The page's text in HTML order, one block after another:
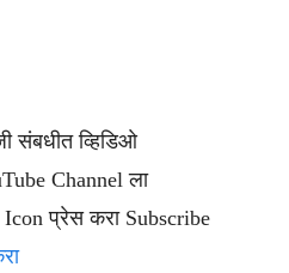
संबधीत व्हिडिओ
Channel ला
प्रेस करा Subscribe